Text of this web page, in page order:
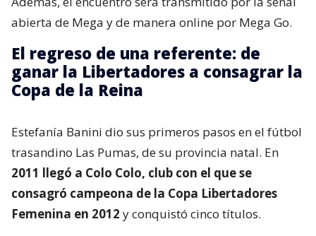
abierta de Mega y de manera online por Mega Go.
El regreso de una referente: de
ganar la Libertadores a consagrar la
Copa de la Reina
Estefanía Banini dio sus primeros pasos en el fútbol
trasandino Las Pumas, de su provincia natal. En
2011 llegó a Colo Colo, club con el que se
consagró campeona de la Copa Libertadores
Femenina en 2012 y conquistó cinco títulos.